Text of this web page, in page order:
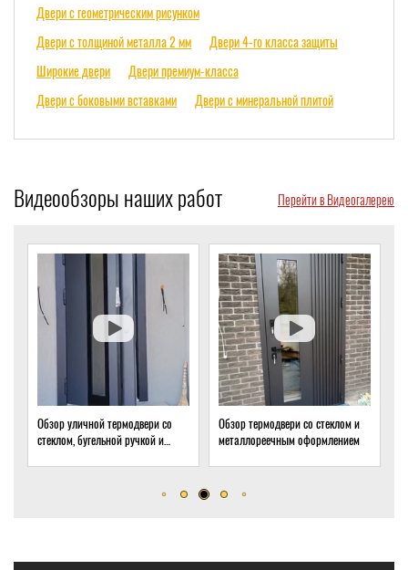
Двери с геометрическим рисунком
Двери с толщиной металла 2 мм
Двери 4-го класса защиты
Широкие двери
Двери премиум-класса
Двери с боковыми вставками
Двери с минеральной плитой
Видеообзоры наших работ Перейти в Видеогалерею
Обзор термодвери со стеклом и
металлореечным оформлением
Обзор термодвери с ковкой и
стеклом для подвала частного